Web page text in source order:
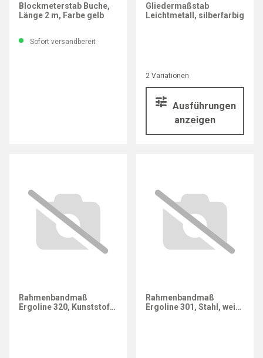
Blockmeterstab Buche,
Länge 2 m, Farbe gelb
Sofort versandbereit
2 Variationen
Ausführungen
anzeigen
Gliedermaßstab
Leichtmetall, silberfarbig
Rahmenbandmaß
Ergoline 320, Kunststoff,
Rahmenbandmaß
Ergoline 301, Stahl, weiß